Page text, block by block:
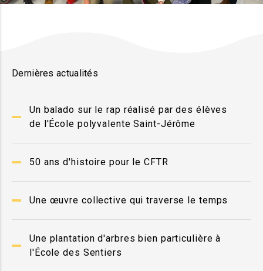
Dernières actualités
Un balado sur le rap réalisé par des élèves
de l'École polyvalente Saint-Jérôme
50 ans d'histoire pour le CFTR
Une œuvre collective qui traverse le temps
Une plantation d'arbres bien particulière à
l'École des Sentiers